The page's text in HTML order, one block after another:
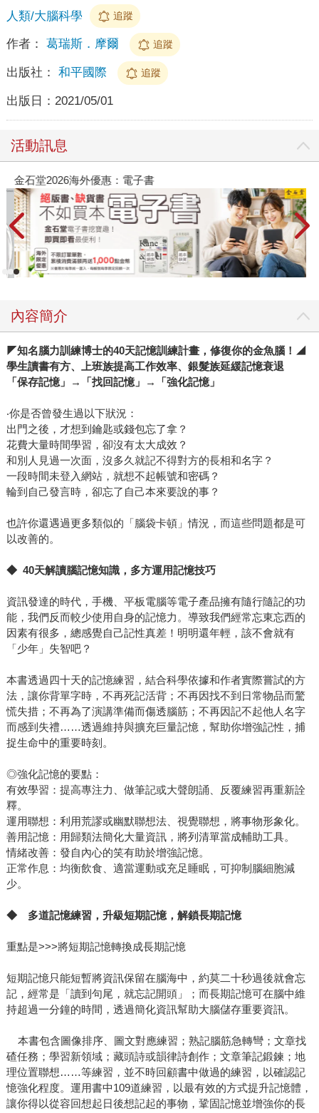
人類/大腦科學
追蹤
作者： 葛瑞斯．摩爾 追蹤
出版社： 和平國際 追蹤
出版日： 2021/05/01
活動訊息
金石堂2026海外優惠：電子書
內容簡介
◤知名腦力訓練博士的40天記憶訓練計畫，修復你的金魚腦！◢
學生讀書有方、上班族提高工作效率、銀髮族延緩記憶衰退
「保存記憶」→「找回記憶」→「強化記憶」
‧你是否曾發生過以下狀況：
出門之後，才想到鑰匙或錢包忘了拿？
花費大量時間學習，卻沒有太大成效？
和別人見過一次面，沒多久就記不得對方的長相和名字？
一段時間未登入網站，就想不起帳號和密碼？
輪到自己發言時，卻忘了自己本來要說的事？
也許你還遇過更多類似的「腦袋卡頓」情況，而這些問題都是可
以改善的。
◆ 40天解讀腦記憶知識，多方運用記憶技巧
資訊發達的時代，手機、平板電腦等電子產品擁有隨行隨記的功
能，我們反而較少使用自身的記憶力。導致我們經常忘東忘西的
因素有很多，總感覺自己記性真差！明明還年輕，該不會就有
「少年」失智吧？
本書透過四十天的記憶練習，結合科學依據和作者實際嘗試的方
法，讓你背單字時，不再死記活背；不再因找不到日常物品而驚
慌失措；不再為了演講準備而傷透腦筋；不再因記不起他人名字
而感到失禮……透過維持與擴充巨量記憶，幫助你增強記性，捕
捉生命中的重要時刻。
◎強化記憶的要點：
有效學習：提高專注力、做筆記或大聲朗誦、反覆練習再重新詮
釋。
運用聯想：利用荒謬或幽默聯想法、視覺聯想，將事物形象化。
善用記憶：用歸類法簡化大量資訊，將列清單當成輔助工具。
情緒改善：發自內心的笑有助於增強記憶。
正常作息：均衡飲食、適當運動或充足睡眠，可抑制腦細胞減
少。
◆多道記憶練習，升級短期記憶，解鎖長期記憶
重點是>>>將短期記憶轉換成長期記憶
短期記憶只能短暫將資訊保留在腦海中，約莫二十秒過後就會忘
記，經常是「讀到句尾，就忘記開頭」；而長期記憶可在腦中維
持超過一分鐘的時間，透過簡化資訊幫助大腦儲存重要資訊。
本書包含圖像排序、圖文對應練習；熟記腦筋急轉彎；文章找
碴任務；學習新領域；藏頭詩或韻律詩創作；文章筆記鍛鍊；地
理位置聯想……等練習，並不時回顧書中做過的練習，以確認記
憶強化程度。運用書中109道練習，以最有效的方式提升記憶體，
讓你得以從容回想起日後想記起的事物，鞏固記憶並增強你的長